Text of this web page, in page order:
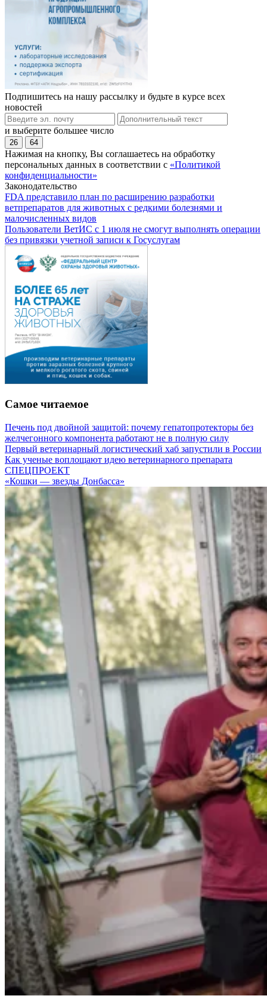
Подпишитесь на нашу рассылку и будьте в курсе всех
новостей
и выберите большее число
26 64
Нажимая на кнопку, Вы соглашаетесь на обработку
персональных данных в соответствии с «Политикой
конфиденциальности»
Законодательство
FDA представило план по расширению разработки
ветпрепаратов для животных с редкими болезнями и
малочисленных видов
Пользователи ВетИС с 1 июля не смогут выполнять операции
без привязки учетной записи к Госуслугам
Самое читаемое
Печень под двойной защитой: почему гепатопротекторы без
желчегонного компонента работают не в полную силу
Первый ветеринарный логистический хаб запустили в России
Как ученые воплощают идею ветеринарного препарата
СПЕЦПРОЕКТ
«Кошки — звезды Донбасса»